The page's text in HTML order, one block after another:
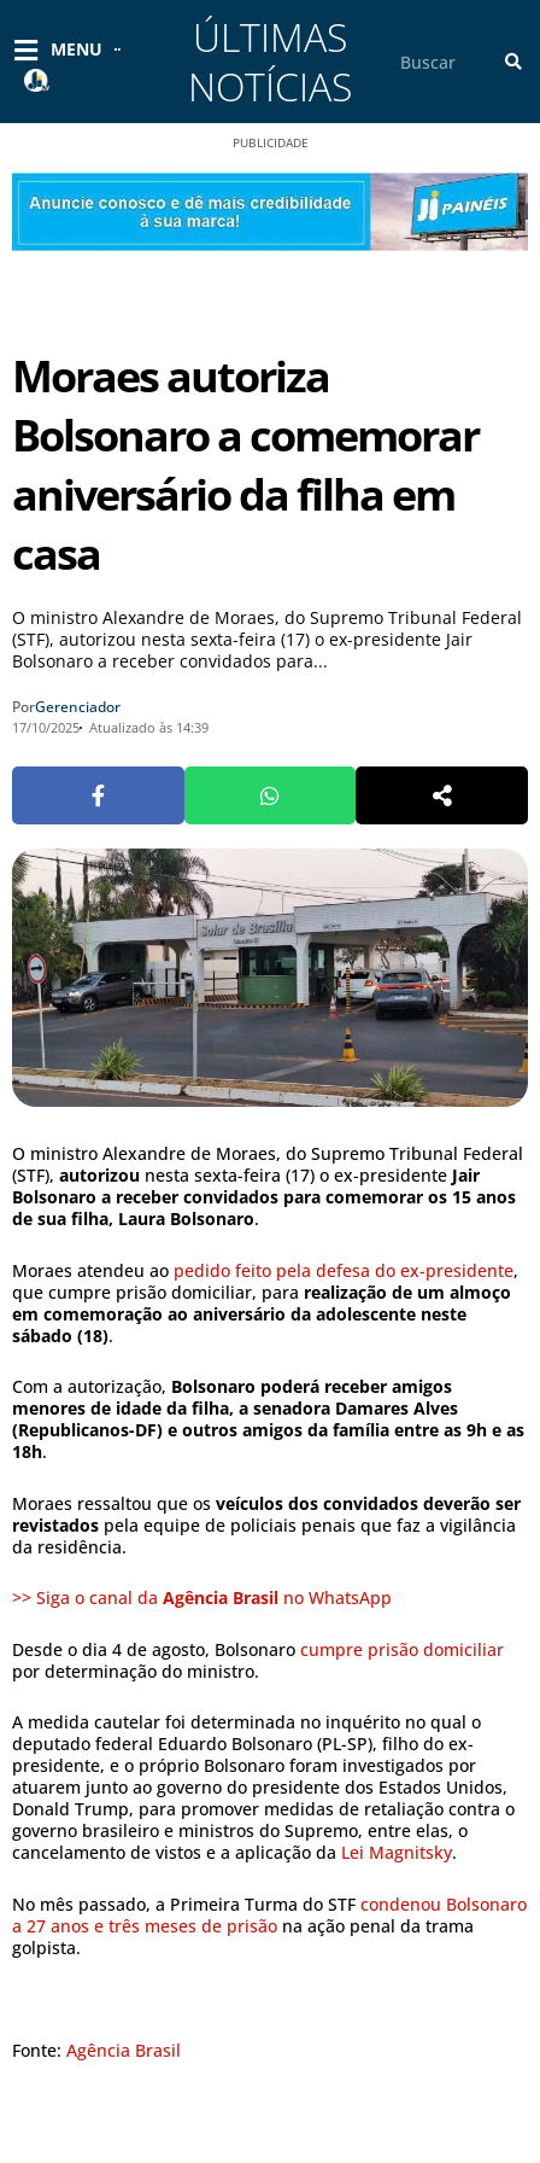
conteúdo
MENU
ÚLTIMAS
NOTÍCIAS
PUBLICIDADE
Moraes autoriza
Bolsonaro a comemorar
aniversário da filha em
casa
O ministro Alexandre de Moraes, do Supremo Tribunal Federal
(STF), autorizou nesta sexta-feira (17) o ex-presidente Jair
Bolsonaro a receber convidados para...
PorGerenciador
17/10/2025 Atualizado às 14:39
O ministro Alexandre de Moraes, do Supremo Tribunal Federal
(STF), autorizou nesta sexta-feira (17) o ex-presidente Jair
Bolsonaro a receber convidados para comemorar os 15 anos
de sua filha, Laura Bolsonaro.
Moraes atendeu ao pedido feito pela defesa do ex-presidente,
que cumpre prisão domiciliar, para realização de um almoço
em comemoração ao aniversário da adolescente neste
sábado (18).
Com a autorização, Bolsonaro poderá receber amigos
menores de idade da filha, a senadora Damares Alves
(Republicanos-DF) e outros amigos da família entre as 9h e as
18h.
Moraes ressaltou que os veículos dos convidados deverão ser
revistados pela equipe de policiais penais que faz a vigilância
da residência.
>> Siga o canal da Agência Brasil no WhatsApp
Desde o dia 4 de agosto, Bolsonaro cumpre prisão domiciliar
por determinação do ministro.
A medida cautelar foi determinada no inquérito no qual o
deputado federal Eduardo Bolsonaro (PL-SP), filho do ex-
presidente, e o próprio Bolsonaro foram investigados por
atuarem junto ao governo do presidente dos Estados Unidos,
Donald Trump, para promover medidas de retaliação contra o
governo brasileiro e ministros do Supremo, entre elas, o
cancelamento de vistos e a aplicação da Lei Magnitsky.
No mês passado, a Primeira Turma do STF condenou Bolsonaro
a 27 anos e três meses de prisão na ação penal da trama
golpista.
Fonte: Agência Brasil